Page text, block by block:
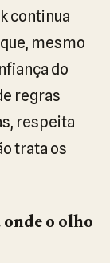
continua
mesmo
do
regras
respeita
trata os
onde o olho